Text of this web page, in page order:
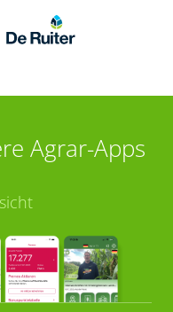
Agrar-Apps